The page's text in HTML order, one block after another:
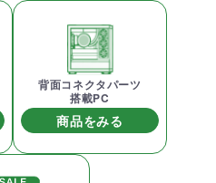
背面コネクタパーツ
搭載PC
商品をみる